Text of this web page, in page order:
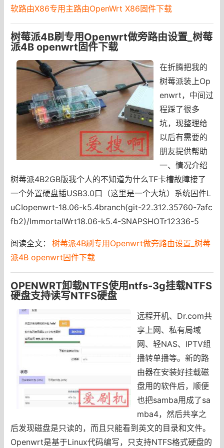
软路由X86专用主路由OpenWrt X86固件下载
树莓派4B刷专用Openwrt做旁路由设置_树莓
派4B openwrt固件下载
在折腾把我的
树莓派装上Op
enwrt，中间过
程踩了很多
坑，现整理给
以后有需要的
朋友提供帮助
一、情况介绍
树莓派4B2GB版我个人的不知道为什么TF卡槽故障接了
一个外置硬盘插USB3.0口（这里是一个大坑）系统固件L
uCIopenwrt-18.06-k5.4branch(git-22.312.35760-7afc
fb2)/ImmortalWrt18.06-k5.4-SNAPSHOTr12336-5
阅读全文：
树莓派4B刷专用Openwrt做旁路由设置_树莓
派4B openwrt固件下载
OPENWRT卸载NTFS使用ntfs-3g挂载NTFS
硬盘支持读写NTFS硬盘
远程开机、Dr.com共
享上网、私有局域
网、轻NAS、IPTV组
播转单播等。新的路
由器在安装好挂载磁
盘用的软件后，顺便
也把samba用成了sa
mba4，然后共享之
后发现磁盘是只读的，而且只能看到英文的目录和文件。
Openwrt是基于Linux代码编写，只支持NTFS格式硬盘的